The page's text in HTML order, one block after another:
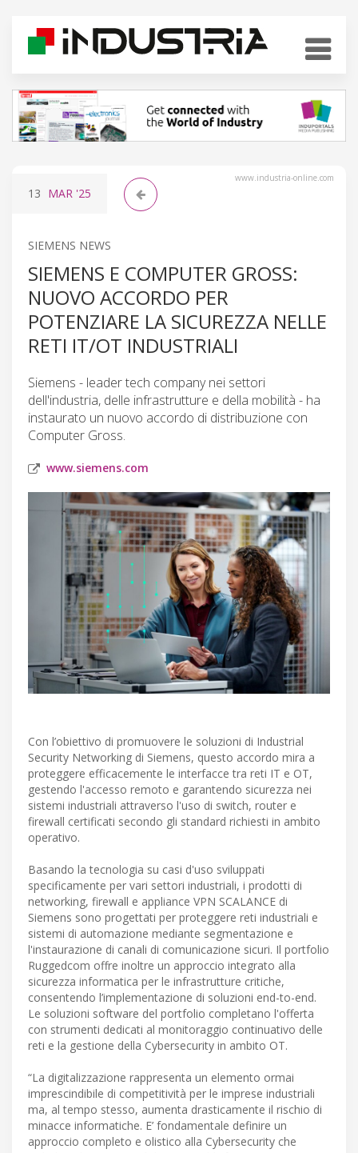
www.industria-online.com
13 MAR '25
SIEMENS NEWS
SIEMENS E COMPUTER GROSS:
NUOVO ACCORDO PER
POTENZIARE LA SICUREZZA NELLE
RETI IT/OT INDUSTRIALI
Siemens - leader tech company nei settori
dell'industria, delle infrastrutture e della mobilità - ha
instaurato un nuovo accordo di distribuzione con
Computer Gross.
www.siemens.com
Con l’obiettivo di promuovere le soluzioni di Industrial
Security Networking di Siemens, questo accordo mira a
proteggere efficacemente le interfacce tra reti IT e OT,
gestendo l'accesso remoto e garantendo sicurezza nei
sistemi industriali attraverso l'uso di switch, router e
firewall certificati secondo gli standard richiesti in ambito
operativo.
Basando la tecnologia su casi d'uso sviluppati
specificamente per vari settori industriali, i prodotti di
networking, firewall e appliance VPN SCALANCE di
Siemens sono progettati per proteggere reti industriali e
sistemi di automazione mediante segmentazione e
l'instaurazione di canali di comunicazione sicuri. Il portfolio
Ruggedcom offre inoltre un approccio integrato alla
sicurezza informatica per le infrastrutture critiche,
consentendo l’implementazione di soluzioni end-to-end.
Le soluzioni software del portfolio completano l'offerta
con strumenti dedicati al monitoraggio continuativo delle
reti e la gestione della Cybersecurity in ambito OT.
“La digitalizzazione rappresenta un elemento ormai
imprescindibile di competitività per le imprese industriali
ma, al tempo stesso, aumenta drasticamente il rischio di
minacce informatiche. E’ fondamentale definire un
approccio completo e olistico alla Cybersecurity che